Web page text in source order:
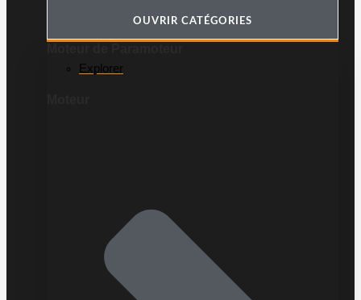
OUVRIR CATÉGORIES
Explorer